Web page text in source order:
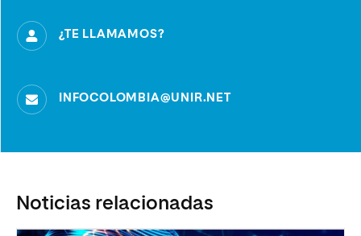
¿TE LLAMAMOS?
INFOCOLOMBIA@UNIR.NET
Noticias relacionadas